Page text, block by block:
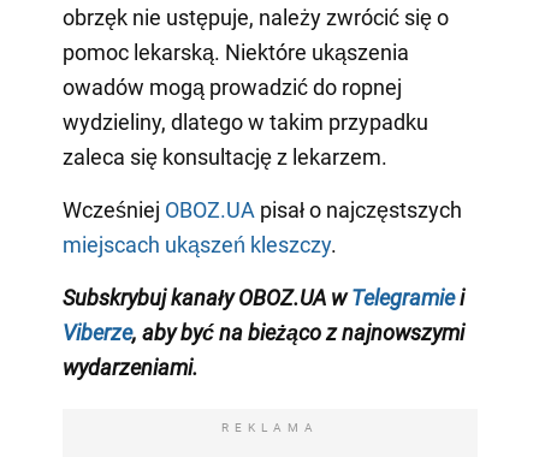
obrzęk nie ustępuje, należy zwrócić się o
pomoc lekarską. Niektóre ukąszenia
owadów mogą prowadzić do ropnej
wydzieliny, dlatego w takim przypadku
zaleca się konsultację z lekarzem.
Wcześniej OBOZ.UA pisał o najczęstszych
miejscach ukąszeń kleszczy.
Subskrybuj kanały OBOZ.UA wTelegramiei
Viberze, aby być na bieżąco z najnowszymi
wydarzeniami.
REKLAMA